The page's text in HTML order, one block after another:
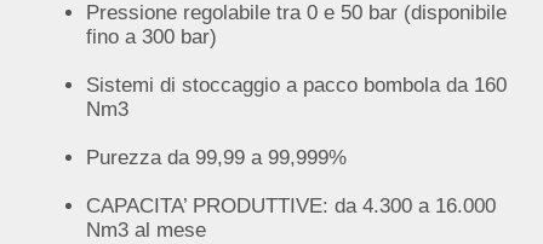
Pressione regolabile tra 0 e 50 bar (disponibile
fino a 300 bar)
Sistemi di stoccaggio a pacco bombola da 160
Nm3
Purezza da 99,99 a 99,999%
CAPACITA’ PRODUTTIVE: da 4.300 a 16.000
Nm3 al mese